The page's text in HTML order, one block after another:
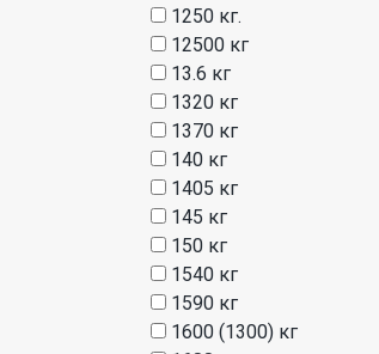
1250 кг.
12500 кг
13.6 кг
1320 кг
1370 кг
140 кг
1405 кг
145 кг
150 кг
1540 кг
1590 кг
1600 (1300) кг